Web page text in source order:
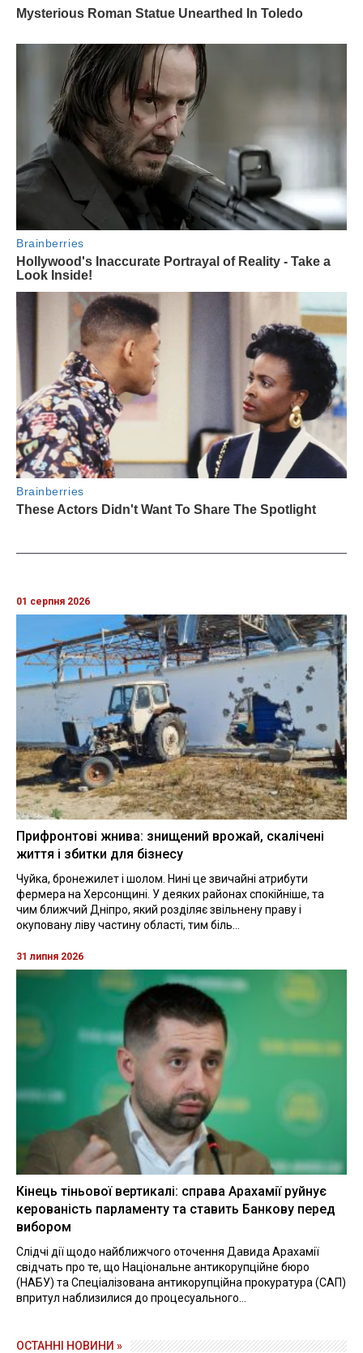
01 серпня 2026
Прифронтові жнива: знищений врожай, скалічені
життя і збитки для бізнесу
Чуйка, бронежилет і шолом. Нині це звичайні атрибути
фермера на Херсонщині. У деяких районах спокійніше, та
чим ближчий Дніпро, який розділяє звільнену праву і
окуповану ліву частину області, тим біль...
31 липня 2026
Кінець тіньової вертикалі: справа Арахамії руйнує
керованість парламенту та ставить Банкову перед
вибором
Слідчі дії щодо найближчого оточення Давида Арахамії
свідчать про те, що Національне антикорупційне бюро
(НАБУ) та Спеціалізована антикорупційна прокуратура (САП)
впритул наблизилися до процесуального...
ОСТАННІ НОВИНИ »